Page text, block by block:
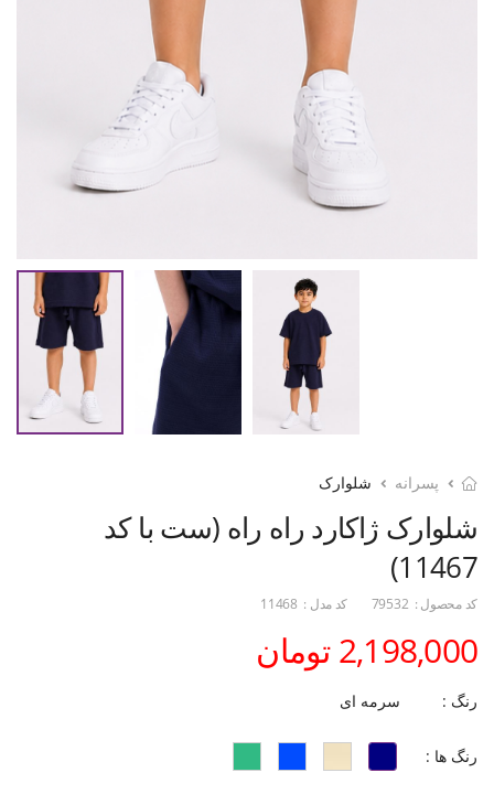
پسرانه شلوارک
شلوارک ژاکارد راه راه (ست با کد
11467)
کد محصول : 79532 کد مدل : 11468
2,198,000 تومان
رنگ : سرمه ای
رنگ ها :